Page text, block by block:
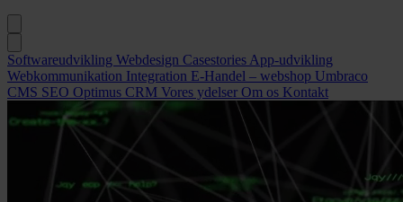
Softwareudvikling Webdesign Casestories App-udvikling
Webkommunikation Integration E-Handel – webshop Umbraco
CMS SEO Optimus CRM Vores ydelser Om os Kontakt